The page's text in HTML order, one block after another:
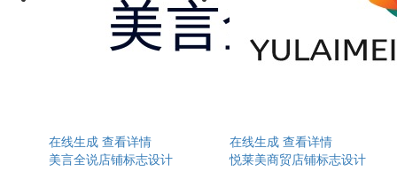
在线生成 查看详情
美言全说店铺标志设计
在线生成 查看详情
悦莱美商贸店铺标志设计